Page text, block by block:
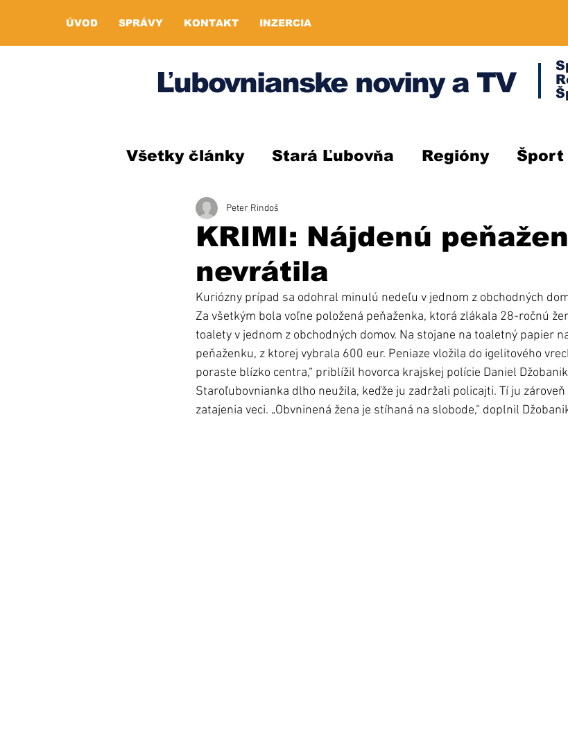
ÚVOD SPRÁVY KONTAKT INZERCIA
Ľubovnianske noviny a TV
Všetky články Stará Ľubovňa Regióny Šport
KRIMI: Nájdenú
nevrátila
Peter Rindoš
Kuriózny prípad sa odohral minulú nedeľu v jednom z obchodných
Za všetkým bola voľne položená peňaženka, ktorá zlákala 28-ročnú
toalety v jednom z obchodných domov. Na stojane na toaletný papier
peňaženku, z ktorej vybrala 600 eur. Peniaze vložila do igelitového
poraste blízko centra,“ priblížil hovorca krajskej polície Daniel
Staroľubovnianka dlho neužila, keďže ju zadržali policajti. Tí ju zároveň